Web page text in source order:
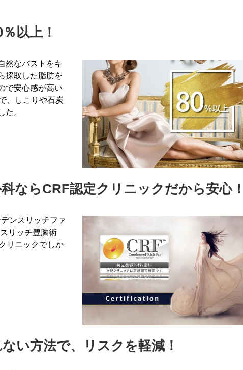
以上！
然なバストをキ
採取した脂肪を
で安心感が高い
、しこりや石炭
た。
ならCRF認定クリニックだから安心！
ンスリッチファ
リッチ豊胸術
リニックでしか
い方法で、リスクを軽減！